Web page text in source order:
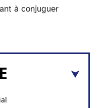
à conjuguer